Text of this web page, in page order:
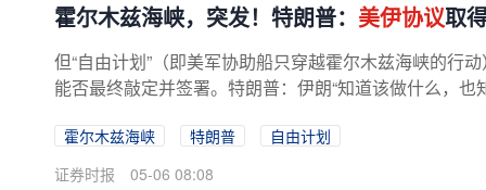
霍尔木兹海峡，突发！特朗普： 美伊协议取
但“自由计划”（即美军协助船只穿越霍尔木兹海峡的行
能否最终敲定并签署。特朗普：伊朗“知道该做什么，
霍尔木兹海峡 特朗普
自由计划
证券时报
05-06 08:08